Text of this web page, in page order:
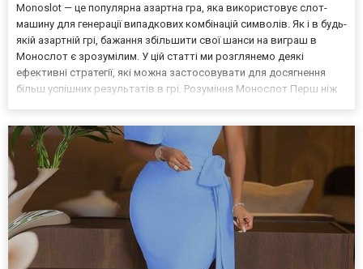
Monoslot — це популярна азартна гра, яка використовує слот-
машину для генерації випадкових комбінацій символів. Як і в будь-
якій азартній грі, бажання збільшити свої шанси на виграш в
Монослот є зрозумілим. У цій статті ми розглянемо деякі
ефективні стратегії, які можна застосовувати для досягнення
більш успішних результатів в грі. Розуміння Монослот Перш ніж